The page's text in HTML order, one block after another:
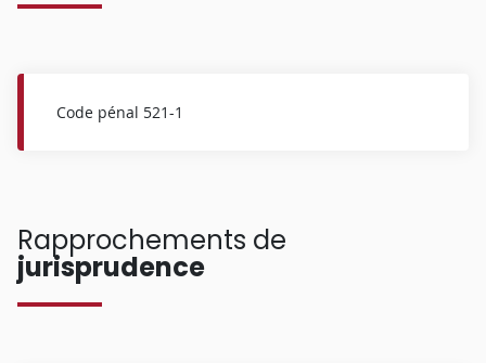
Code pénal 521-1
Rapprochements de
jurisprudence